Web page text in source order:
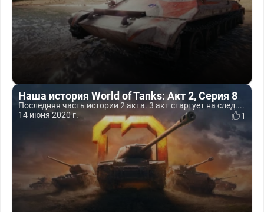
Наша история World of Tanks: Акт 2, Серия 8
Последняя часть истории 2 акта. 3 акт стартует на след....
14 июня 2020 г.
1